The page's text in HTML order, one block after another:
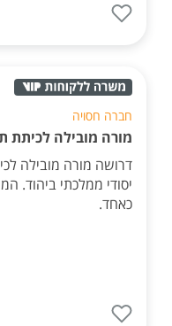
חברה חסויה
מורה מובילה לכיתת
דרושה מורה מובילה
יסודי ממלכתי ביהוד.
כאחד.